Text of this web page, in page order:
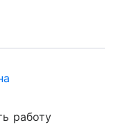
работу